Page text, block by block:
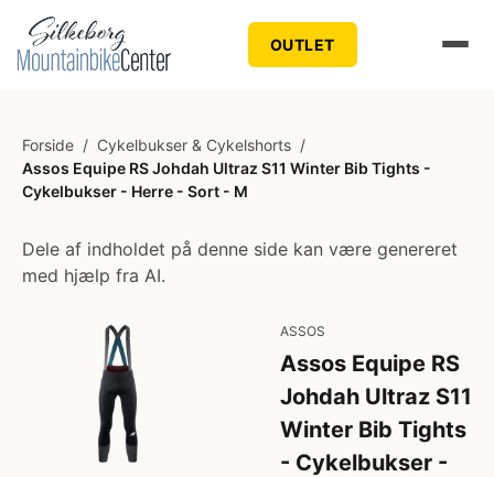
OUTLET
Forside / Cykelbukser & Cykelshorts /
Assos Equipe RS Johdah Ultraz S11 Winter Bib Tights -
Cykelbukser - Herre - Sort - M
Dele af indholdet på denne side kan være genereret
med hjælp fra AI.
ASSOS
Assos Equipe RS
Johdah Ultraz S11
Winter Bib Tights
- Cykelbukser -